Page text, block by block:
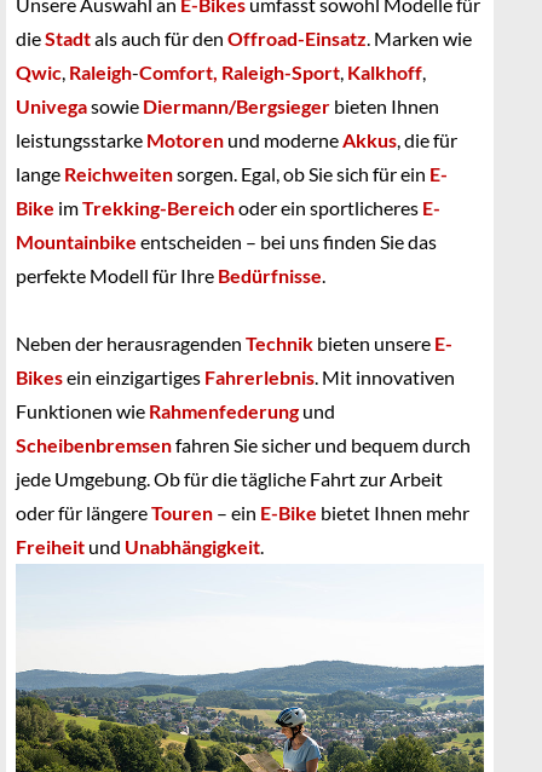
dieStadtals auch für den Offroad-Einsatz. Marken wie
Qwic, Raleigh-Comfort, Raleigh-Sport, Kalkhoff,
Univegasowie Diermann/Bergsieger bieten Ihnen
leistungsstarke Motoren und moderneAkkus, die für
lange Reichweitensorgen. Egal, ob Sie sich für ein E-
Bike imTrekking-Bereichoder ein sportlicheres E-
Mountainbike entscheiden – bei uns finden Sie das
perfekte Modell für Ihre Bedürfnisse.
Neben der herausragenden Technik bieten unsere E-
Bikesein einzigartiges Fahrerlebnis. Mit innovativen
Funktionen wie Rahmenfederungund
Scheibenbremsenfahren Sie sicher und bequem durch
jede Umgebung. Ob für die tägliche Fahrt zur Arbeit
oder für längereTouren – ein E-Bike bietet Ihnen mehr
Freiheit und Unabhängigkeit.